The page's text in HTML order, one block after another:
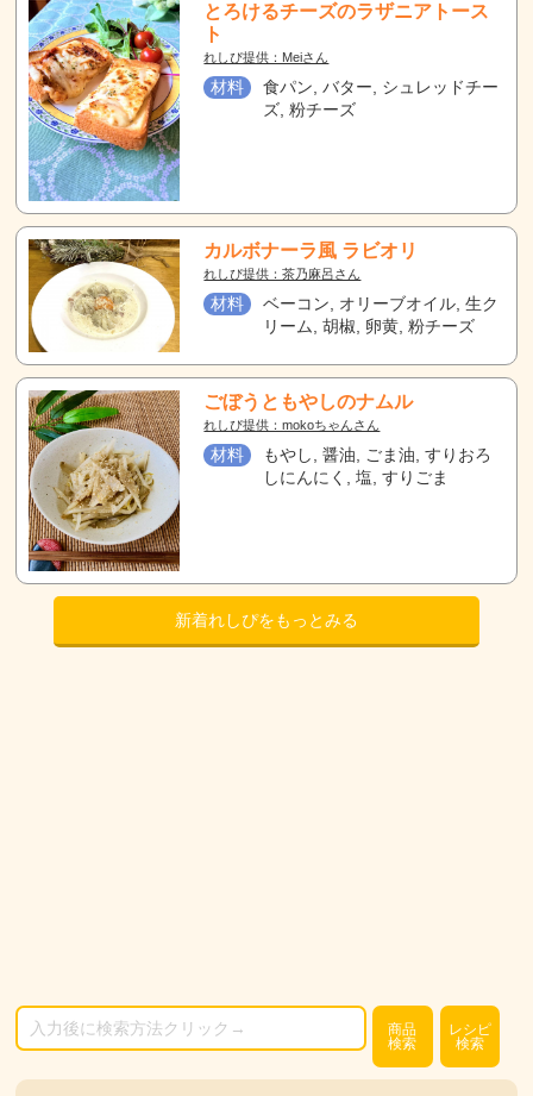
とろけるチーズのラザニアトース
ト
れしぴ提供：Meiさん
材料
食パン, バター, シュレッドチー
ズ, 粉チーズ
カルボナーラ風 ラビオリ
れしぴ提供：茶乃麻呂さん
材料
ベーコン, オリーブオイル, 生ク
リーム, 胡椒, 卵黄, 粉チーズ
ごぼうともやしのナムル
れしぴ提供：mokoちゃんさん
材料
もやし, 醤油, ごま油, すりおろ
しにんにく, 塩, すりごま
新着れしぴをもっとみる
商品
検索
レシピ
検索